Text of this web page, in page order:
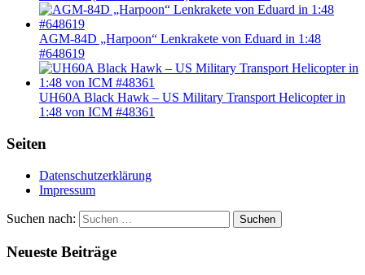
AGM-84D „Harpoon“ Lenkrakete von Eduard in 1:48
#648619
UH60A Black Hawk – US Military Transport Helicopter in
1:48 von ICM #48361
Seiten
Datenschutzerklärung
Impressum
Suchen nach: Suchen
Neueste Beiträge